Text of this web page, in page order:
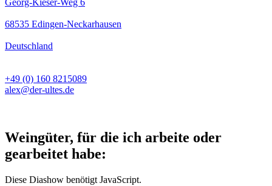
Georg-Kieser-Weg 6
68535 Edingen-Neckarhausen
Deutschland
+49 (0) 160 8215089
alex@der-ultes.de
Weingüter, für die ich arbeite oder
gearbeitet habe:
Diese Diashow benötigt JavaScript.